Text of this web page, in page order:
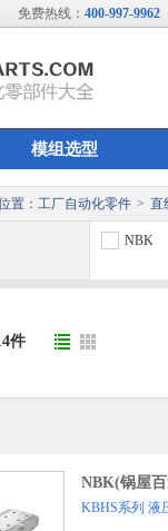
免费热线： 400-997-9962
模组选型
置： 工厂自动化零件 > 直
NBK
件
NBK(锅屋
KBHS系列 液